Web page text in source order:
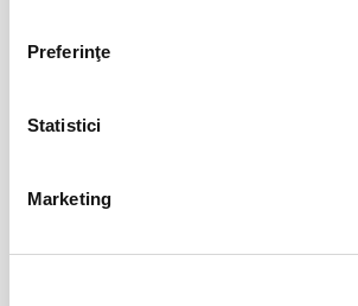
Preferinţe
Statistici
Marketing